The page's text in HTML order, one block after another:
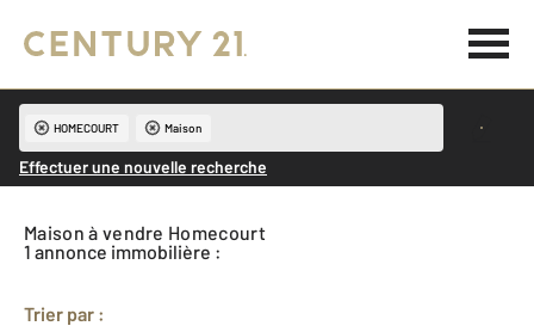
HOMECOURT Maison
Effectuer une nouvelle recherche
Maison à vendre Homecourt
1 annonce immobilière :
Trier par :